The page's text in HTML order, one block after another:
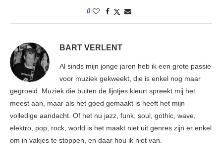
0
BART VERLENT
Al sinds mijn jonge jaren heb ik een grote passie
voor muziek gekweekt, die is enkel nog maar
gegroeid. Muziek die buiten de lijntjes kleurt spreekt mij het
meest aan, maar als het goed gemaakt is heeft het mijn
volledige aandacht. Of het nu jazz, funk, soul, gothic, wave,
elektro, pop, rock, world is het maakt niet uit genres zijn er enkel
om in vakjes te stoppen, en daar hou ik niet van.